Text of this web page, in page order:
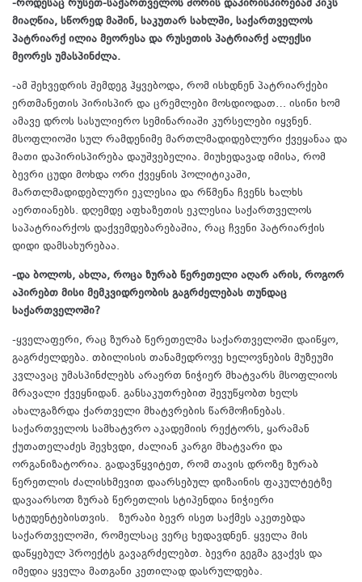
-როდესაც რუსეთ-საქართველოს შორის დაპირისპირებამ პიკს
მიაღწია, სწორედ მაშინ, საკუთარ სახლში, საქართველოს
პატრიარქ ილია მეორესა და რუსეთის პატრიარქ ალექსი
მეორეს უმასპინძლა.
-ამ შეხვედრის შემდეგ ჰყვებოდა, რომ ისხდნენ პატრიარქები
ერთმანეთის პირისპირ და ცრემლები მოსდიოდათ… ისინი ხომ
ამავე დროს სასულიერო სემინარიაში კურსელები იყვნენ.
მსოფლიოში სულ რამდენიმე მართლმადიდებლური ქვეყანაა და
მათი დაპირისპირება დაუშვებელია. მიუხედავად იმისა, რომ
ბევრი ცუდი მოხდა ორი ქვეყნის პოლიტიკაში,
მართლმადიდებლური ეკლესია და რწმენა ჩვენს ხალხს
აერთიანებს. დღემდე აფხაზეთის ეკლესია საქართველოს
საპატრიარქოს დაქვემდებარებაშია, რაც ჩვენი პატრიარქის
დიდი დამსახურებაა.
-და ბოლოს, ახლა, როცა ზურაბ წერეთელი აღარ არის, როგორ
აპირებთ მისი მემკვიდრეობის გაგრძელებას თუნდაც
საქართველოში?
-ყველაფერი, რაც ზურაბ წერეთელმა საქართველოში დაიწყო,
გაგრძელდება. თბილისის თანამედროვე ხელოვნების მუზეუმი
კვლავაც უმასპინძლებს არაერთ ნიჭიერ მხატვარს მსოფლიოს
მრავალი ქვეყნიდან. განსაკუთრებით შევუწყობთ ხელს
ახალგაზრდა ქართველი მხატვრების წარმოჩინებას.
საქართველოს სამხატვრო აკადემიის რექტორს, ყარამან
ქუთათელაძეს შევხვდი, ძალიან კარგი მხატვარი და
ორგანიზატორია. გადავწყვიტეთ, რომ თავის დროზე ზურაბ
წერეთლის ძალისხმევით დაარსებულ დიზაინის ფაკულტეტზე
დავაარსოთ ზურაბ წერეთლის სტიპენდია ნიჭიერი
სტუდენტებისთვის. ზურაბი ბევრ ისეთ საქმეს აკეთებდა
საქართველოში, რომელსაც ვერც ხედავდნენ. ყველა მის
დაწყებულ პროექტს გავაგრძელებთ. ბევრი გეგმა გვაქვს და
იმედია ყველა მათგანი კეთილად დასრულდება.